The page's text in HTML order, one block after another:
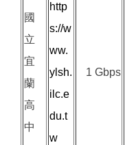
國
立
宜
蘭
高
中
http
s://w
ww.
ylsh.
ilc.e
du.t
w
1 Gbps